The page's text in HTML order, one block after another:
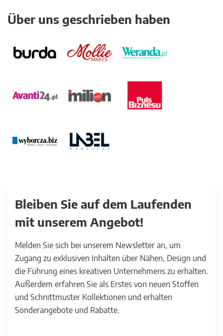
Über uns geschrieben haben
Bleiben Sie auf dem Laufenden
mit unserem Angebot!
Melden Sie sich bei unserem Newsletter an, um
Zugang zu exklusiven Inhalten über Nähen, Design und
die Führung eines kreativen Unternehmens zu erhalten.
Außerdem erfahren Sie als Erstes von neuen Stoffen
und Schnittmuster Kollektionen und erhalten
Sonderangebote und Rabatte.